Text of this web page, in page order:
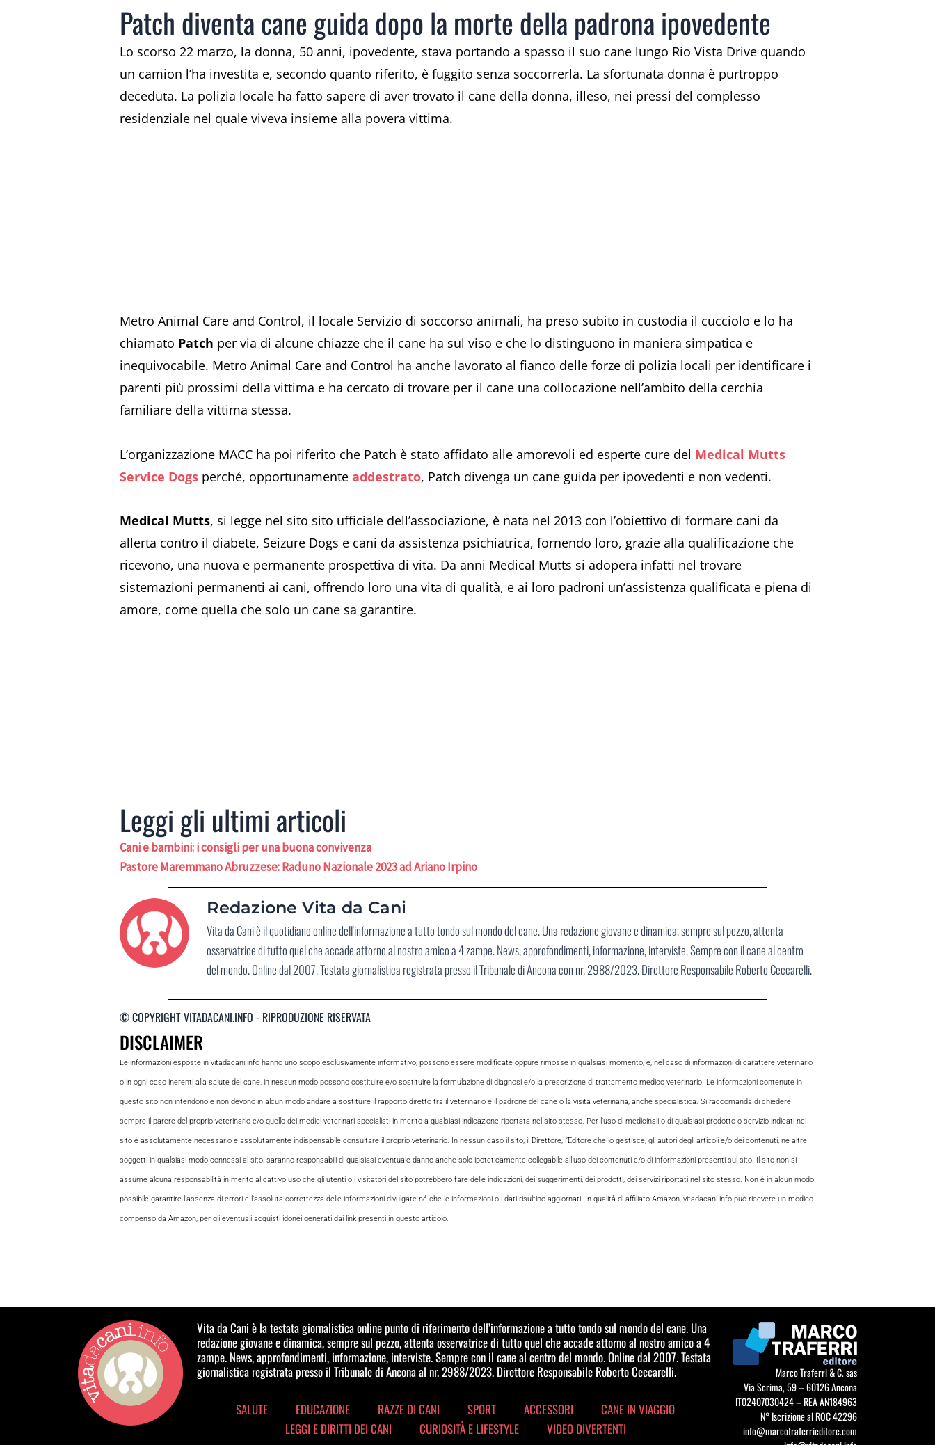
Patch diventa cane guida dopo la morte della padrona ipovedente
Lo scorso 22 marzo, la donna, 50 anni, ipovedente, stava portando a spasso il suo cane lungo Rio Vista Drive quando
un camion l’ha investita e, secondo quanto riferito, è fuggito senza soccorrerla. La sfortunata donna è purtroppo
deceduta. La polizia locale ha fatto sapere di aver trovato il cane della donna, illeso, nei pressi del complesso
residenziale nel quale viveva insieme alla povera vittima.
Metro Animal Care and Control, il locale Servizio di soccorso animali, ha preso subito in custodia il cucciolo e lo ha
chiamato Patch per via di alcune chiazze che il cane ha sul viso e che lo distinguono in maniera simpatica e
inequivocabile. Metro Animal Care and Control ha anche lavorato al fianco delle forze di polizia locali per identificare i
parenti più prossimi della vittima e ha cercato di trovare per il cane una collocazione nell’ambito della cerchia
familiare della vittima stessa.
L’organizzazione MACC ha poi riferito che Patch è stato affidato alle amorevoli ed esperte cure del Medical Mutts
Service Dogs perché, opportunamente addestrato, Patch divenga un cane guida per ipovedenti e non vedenti.
Medical Mutts, si legge nel sito sito ufficiale dell’associazione, è nata nel 2013 con l’obiettivo di formare cani da
allerta contro il diabete, Seizure Dogs e cani da assistenza psichiatrica, fornendo loro, grazie alla qualificazione che
ricevono, una nuova e permanente prospettiva di vita. Da anni Medical Mutts si adopera infatti nel trovare
sistemazioni permanenti ai cani, offrendo loro una vita di qualità, e ai loro padroni un’assistenza qualificata e piena di
amore, come quella che solo un cane sa garantire.
Leggi gli ultimi articoli
Cani e bambini: i consigli per una buona convivenza
Pastore Maremmano Abruzzese: Raduno Nazionale 2023 ad Ariano Irpino
Redazione Vita da Cani
Vita da Cani è il quotidiano online dell'informazione a tutto tondo sul mondo del cane. Una redazione giovane e dinamica, sempre sul pezzo, attenta
osservatrice di tutto quel che accade attorno al nostro amico a 4 zampe. News, approfondimenti, informazione, interviste. Sempre con il cane al centro
del mondo. Online dal 2007. Testata giornalistica registrata presso il Tribunale di Ancona con nr. 2988/2023. Direttore Responsabile Roberto Ceccarelli.
© COPYRIGHT VITADACANI.INFO - RIPRODUZIONE RISERVATA
DISCLAIMER
Le informazioni esposte in vitadacani.info hanno uno scopo esclusivamente informativo, possono essere modificate oppure rimosse in qualsiasi momento, e, nel caso di informazioni di carattere veterinario
o in ogni caso inerenti alla salute del cane, in nessun modo possono costituire e/o sostituire la formulazione di diagnosi e/o la prescrizione di trattamento medico veterinario. Le informazioni contenute in
questo sito non intendono e non devono in alcun modo andare a sostituire il rapporto diretto tra il veterinario e il padrone del cane o la visita veterinaria, anche specialistica. Si raccomanda di chiedere
sempre il parere del proprio veterinario e/o quello dei medici veterinari specialisti in merito a qualsiasi indicazione riportata nel sito stesso. Per l’uso di medicinali o di qualsiasi prodotto o servizio indicati nel
sito è assolutamente necessario e assolutamente indispensabile consultare il proprio veterinario. In nessun caso il sito, il Direttore, l’Editore che lo gestisce, gli autori degli articoli e/o dei contenuti, né altre
soggetti in qualsiasi modo connessi al sito, saranno responsabili di qualsiasi eventuale danno anche solo ipoteticamente collegabile all’uso dei contenuti e/o di informazioni presenti sul sito. Il sito non si
assume alcuna responsabilità in merito al cattivo uso che gli utenti o i visitatori del sito potrebbero fare delle indicazioni, dei suggerimenti, dei prodotti, dei servizi riportati nel sito stesso. Non è in alcun modo
possibile garantire l’assenza di errori e l’assoluta correttezza delle informazioni divulgate né che le informazioni o i dati risultino aggiornati. In qualità di affiliato Amazon, vitadacani.info può ricevere un modico
compenso da Amazon, per gli eventuali acquisti idonei generati dai link presenti in questo articolo.
Vita da Cani è la testata giornalistica online punto di riferimento dell’informazione a tutto tondo sul mondo del cane. Una
redazione giovane e dinamica, sempre sul pezzo, attenta osservatrice di tutto quel che accade attorno al nostro amico a 4
zampe. News, approfondimenti, informazione, interviste. Sempre con il cane al centro del mondo. Online dal 2007. Testata
giornalistica registrata presso il Tribunale di Ancona al nr. 2988/2023. Direttore Responsabile Roberto Ceccarelli.
SALUTE EDUCAZIONE RAZZE DI CANI SPORT ACCESSORI
CANE IN VIAGGIO
LEGGI E DIRITTI DEI CANI
CURIOSITÀ E LIFESTYLE VIDEO DIVERTENTI
Marco Traferri & C. sas
Via Scrima, 59 – 60126 Ancona
IT02407030424 – REA AN184963
N° Iscrizione al ROC 42296
info@marcotraferrieditore.com